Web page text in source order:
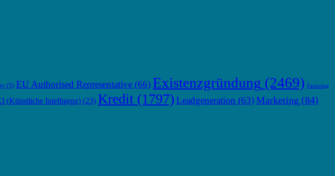
(5) EU Authorised Representative (66) Existenzgründung (2469) Factoring
(Künstliche Intelligenz) (23) Kredit (1797) Leadgeneration (63)Marketing (84)